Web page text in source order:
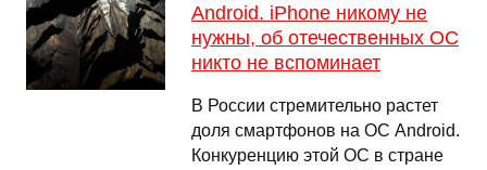
Android. iPhone никому не
нужны, об отечественных ОС
никто не вспоминает
В России стремительно растет
доля смартфонов на ОС Android.
Конкуренцию этой ОС в стране